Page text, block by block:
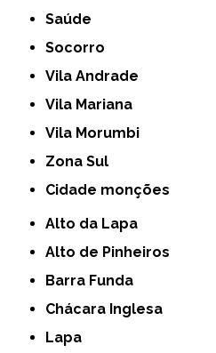
Saúde
Socorro
Vila Andrade
Vila Mariana
Vila Morumbi
Zona Sul
cidade monções
Alto da Lapa
Alto de Pinheiros
Barra Funda
Chácara Inglesa
Lapa